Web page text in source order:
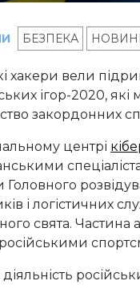
БЕЗПЕКА
хакери вели
ігор-2020, які
закордонних
центрі
Головного
і логістичних
свята. Частина